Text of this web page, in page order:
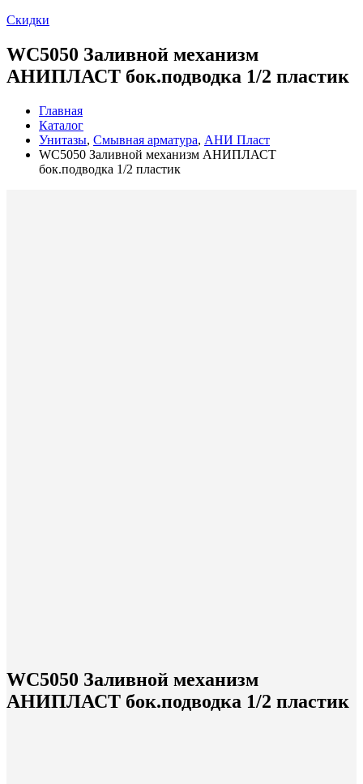
Скидки
WC5050 Заливной механизм
АНИПЛАСТ бок.подводка 1/2 пластик
Главная
Каталог
Унитазы, Смывная арматура, АНИ Пласт
WC5050 Заливной механизм АНИПЛАСТ
бок.подводка 1/2 пластик
WC5050 Заливной механизм
АНИПЛАСТ бок.подводка 1/2 пластик